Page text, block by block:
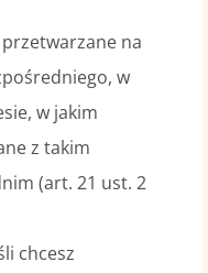
na
w
w jakim
z takim
(art. 21 ust. 2
chcesz